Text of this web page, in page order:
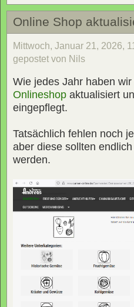
Online Shop
Mittwoch, Januar 21, 2026,
gepostet von Nils
Wie jedes Jahr haben
Onlineshop aktualisiert
eingepflegt.
Tatsächlich fehlen noch
aber diese sollten
werden.